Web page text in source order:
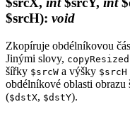
$srcH): void
Zkopíruje obdélníkovou
Jinými slovy,
šířky $srcW a výšky $srcH
obdélníkové oblasti obrazu
($dstX, $dstY).